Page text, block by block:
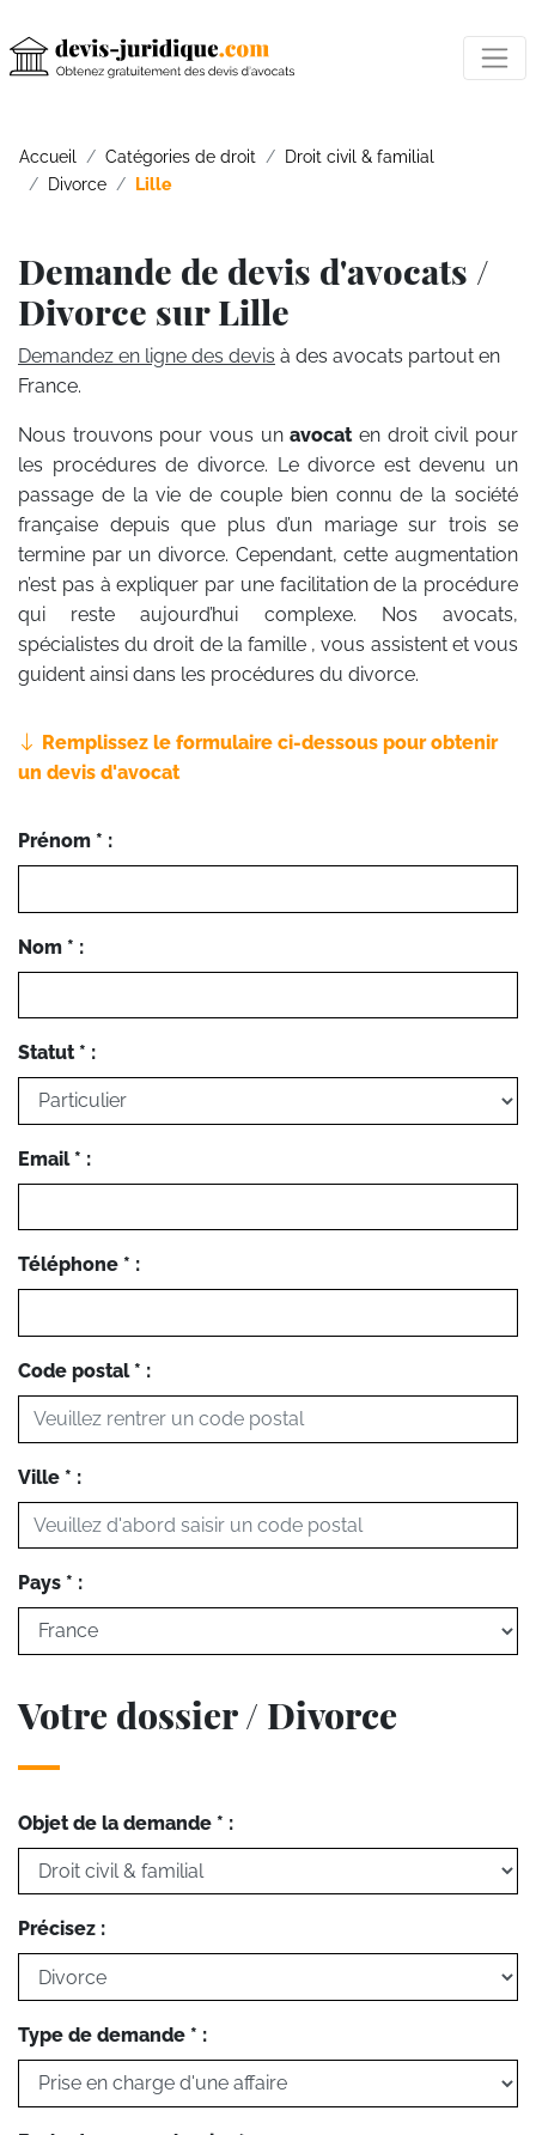
Accueil Catégories de droit
Droit civil & familial
Divorce
Lille
Demande de devis d'avocats /
Divorce sur Lille
Demandez en ligne des devis à des avocats partout en
France.
Nous trouvons pour vous unavocaten droit civil pour
les procédures de divorce. Le divorce est devenu un
passage de la vie de couple bien connu de la société
française depuis que plus d’un mariage sur trois se
termine par un divorce. Cependant, cette augmentation
n’est pas à expliquer par une facilitation de la procédure
qui reste aujourd’hui complexe. Nos avocats,
spécialistes du droit de la famille , vous assistent et vous
guident ainsi dans les procédures du divorce.
Remplissez le formulaire ci-dessous pour obtenir
un devis d'avocat
Prénom * :
Nom * :
Statut * :
Email * :
Téléphone * :
Code postal * :
Ville * :
Pays * :
Votre dossier / Divorce
Objet de la demande * :
Précisez :
Type de demande * :